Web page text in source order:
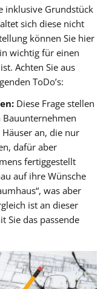
inklusive Grundstück
sich diese nicht
können Sie hier
wichtig für einen
Achten Sie aus
ToDo’s:
Diese Frage stellen
Bauunternehmen
an, die nur
dafür aber
fertiggestellt
auf ihre Wünsche
was aber
ist an dieser
Sie das passende